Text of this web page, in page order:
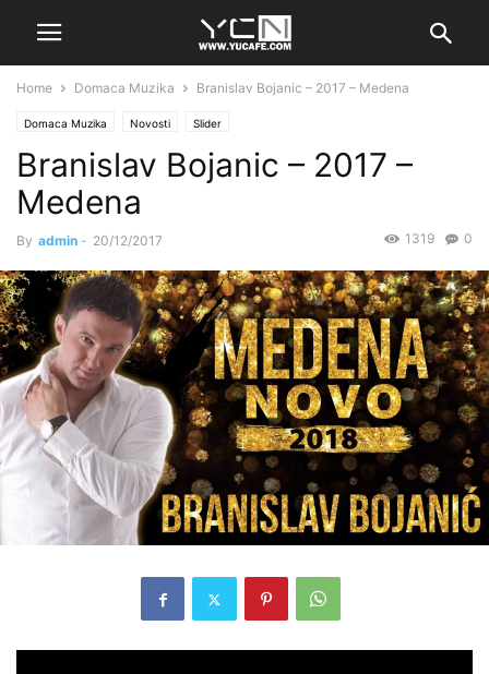
Home Domaca Muzika Branislav Bojanic – 2017 – Medena
Domaca Muzika Novosti Slider
Branislav Bojanic – 2017 –
Medena
By admin - 20/12/2017 0
1319